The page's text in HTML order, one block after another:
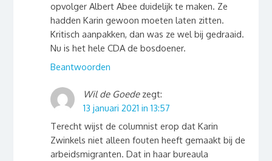
opvolger Albert Abee duidelijk te maken. Ze
hadden Karin gewoon moeten laten zitten.
Kritisch aanpakken, dan was ze wel bij gedraaid.
Nu is het hele CDA de bosdoener.
Beantwoorden
Wil de Goede zegt:
13 januari 2021 in 13:57
Terecht wijst de columnist erop dat Karin
Zwinkels niet alleen fouten heeft gemaakt bij de
arbeidsmigranten. Dat in haar bureaula